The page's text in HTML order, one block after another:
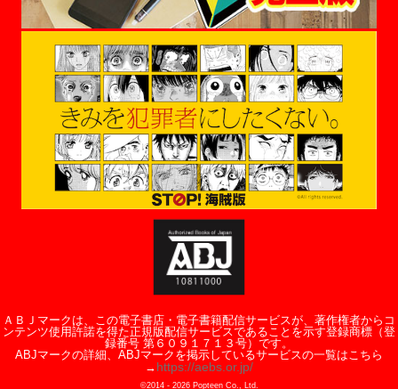
ＡＢＪマークは、この電子書店・電子書籍配信サービスが、著作権者からコ
ンテンツ使用許諾を得た正規版配信サービスであることを示す登録商標（登
録番号 第６０９１７１３号）です。
ABJマークの詳細、ABJマークを掲示しているサービスの一覧はこちら
→ https://aebs.or.jp/
©2014 - 2026Popteen Co., Ltd.